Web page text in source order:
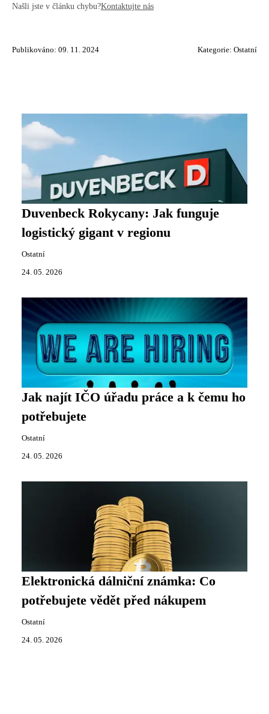
Našli jste v článku chybu?Kontaktujte nás
Publikováno: 09. 11. 2024 Kategorie: Ostatní
Duvenbeck Rokycany: Jak funguje
logistický gigant v regionu
Ostatní
24. 05. 2026
Jak najít IČO úřadu práce a k čemu ho
potřebujete
Ostatní
24. 05. 2026
Elektronická dálniční známka: Co
potřebujete vědět před nákupem
Ostatní
24. 05. 2026